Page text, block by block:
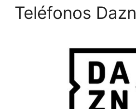
Teléfonos Dazn